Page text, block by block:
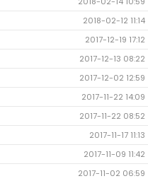
2018-02-12 11:14
2017-12-19 17:12
2017-12-13 08:22
2017-12-02 12:59
2017-11-22 14:09
2017-11-22 08:52
2017-11-17 11:13
2017-11-09 11:42
2017-11-02 06:59